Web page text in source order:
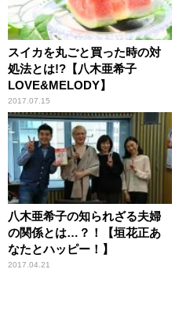
スイカを丸ごと買った時の対
処法とは!?【八木亜希子
LOVE&MELODY】
2017.07.15
八木亜希子の知られざる夫婦
の関係とは…？！【垣花正あ
なたとハッピー！】
2017.04.21